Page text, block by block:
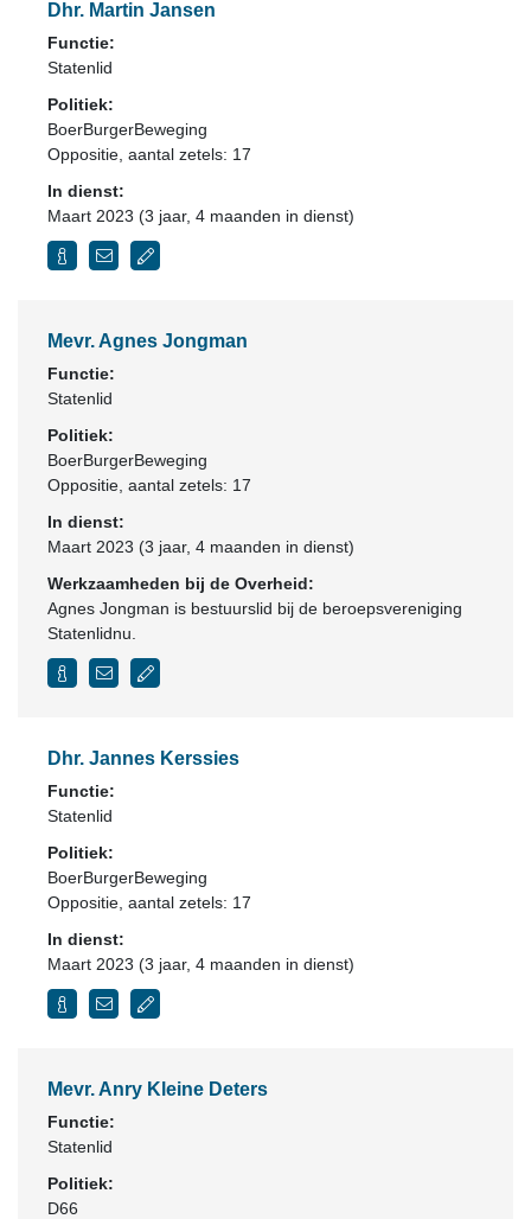
Dhr. Martin Jansen
Functie:
Statenlid
Politiek:
BoerBurgerBeweging
Oppositie , aantal zetels: 17
In dienst:
Maart 2023 (3 jaar, 4 maanden in dienst)
Mevr. Agnes Jongman
Functie:
Statenlid
Politiek:
BoerBurgerBeweging
Oppositie , aantal zetels: 17
In dienst:
Maart 2023 (3 jaar, 4 maanden in dienst)
Werkzaamheden bij de Overheid:
Agnes Jongman is bestuurslid bij de beroepsvereniging
Statenlidnu.
Dhr. Jannes Kerssies
Functie:
Statenlid
Politiek:
BoerBurgerBeweging
Oppositie , aantal zetels: 17
In dienst:
Maart 2023 (3 jaar, 4 maanden in dienst)
Mevr. Anry Kleine Deters
Functie:
Statenlid
Politiek:
D66